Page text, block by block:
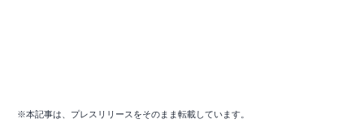
※本記事は、プレスリリースをそのまま転載しています。